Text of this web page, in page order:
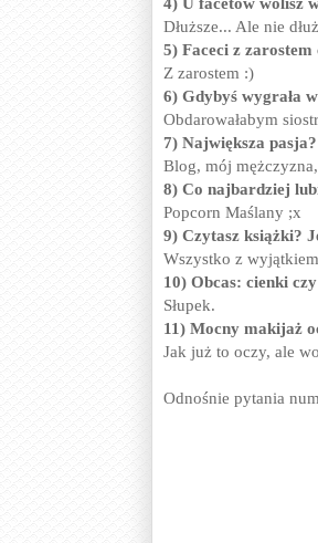
Dłuższe... Ale nie
5) Faceci z zarostem
Z zarostem :)
6) Gdybyś wygrała
Obdarowałabym
7) Największa pasja?
Blog, mój
8) Co najbardziej
Popcorn Maślany ;x
9) Czytasz książki?
Wszystko z
10) Obcas: cienki czy
Słupek.
11) Mocny makijaż
Jak już to oczy, ale
Odnośnie pytania